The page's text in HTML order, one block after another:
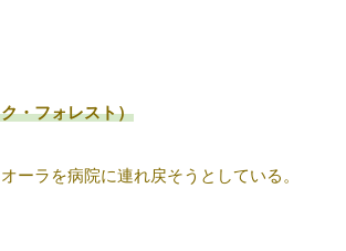
・フォレスト）
ーラを病院に連れ戻そうとしている。